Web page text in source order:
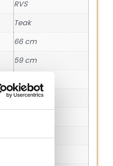
RVS
Teak
66 cm
59 cm
47 cm